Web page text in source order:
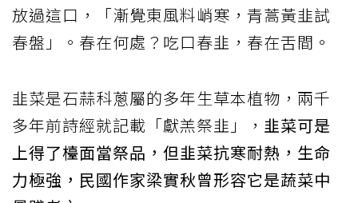
放過這口，「漸覺東風料峭寒，青蒿黃韭試
春盤」。春在何處？吃口春韭，春在舌間。
韭菜是石蒜科蔥屬的多年生草本植物，兩千
多年前詩經就記載「獻羔祭韭」， 韭菜可是
上得了檯面當祭品，但韭菜抗寒耐熱，生命
力極強，民國作家梁實秋曾形容它是蔬菜中